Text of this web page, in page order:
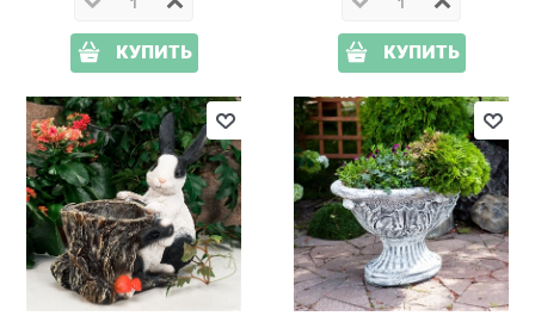
КУПИТЬ КУПИТЬ